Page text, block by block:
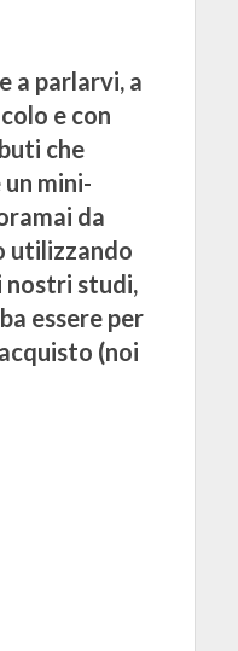
a parlarvi, a
e con
che
mini-
da
utilizzando
nostri studi,
essere per
(noi